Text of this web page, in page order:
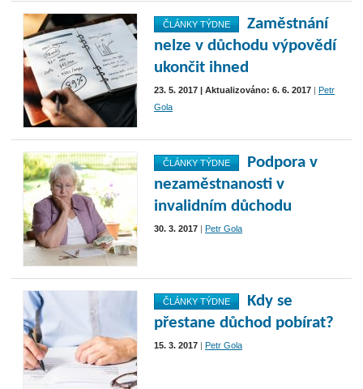
ČLÁNKY TÝDNE
Zaměstnání
nelze v důchodu výpovědí
ukončit ihned
23. 5. 2017 | Aktualizováno: 6. 6. 2017
Petr
Gola
ČLÁNKY TÝDNE
Podpora v
nezaměstnanosti v
invalidním důchodu
30. 3. 2017 Petr Gola
ČLÁNKY TÝDNE
Kdy se
přestane důchod pobírat?
15. 3. 2017 Petr Gola